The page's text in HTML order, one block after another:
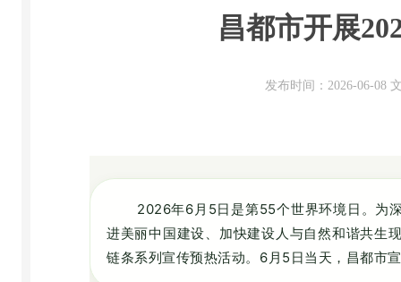
昌都市开展
发布时间：2026-06-08
2026年6月5日是第55个世界环境日。为
进美丽中国建设、加快建设人与自然和谐共生
链条系列宣传预热活动。6月5日当天，昌都市